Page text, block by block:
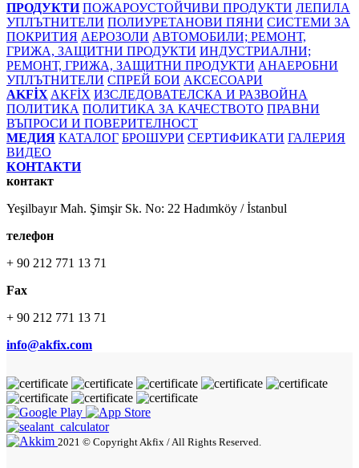
ПРОДУКТИ ПОЖАРОУСТОЙЧИВИ ПРОДУКТИ ЛЕПИЛА
УПЛЪТНИТЕЛИ ПОЛИУРЕТАНОВИ ПЯНИ СИСТЕМИ ЗА
ПОКРИТИЯ АЕРОЗОЛИ АВТОМОБИЛИ; РЕМОНТ,
ГРИЖА, ЗАЩИТНИ ПРОДУКТИ ИНДУСТРИАЛНИ;
РЕМОНТ, ГРИЖА, ЗАЩИТНИ ПРОДУКТИ АНАЕРОБНИ
УПЛЪТНИТЕЛИ СПРЕЙ БОИ АКСЕСОАРИ
AKFİX AKFİX ИЗСЛЕДОВАТЕЛСКА И РАЗВОЙНА
ПОЛИТИКА ПОЛИТИКА ЗА КАЧЕСТВОТО ПРАВНИ
ВЪПРОСИ И ПОВЕРИТЕЛНОСТ
МЕДИЯ КАТАЛОГ БРОШУРИ СЕРТИФИКАТИ ГАЛЕРИЯ
ВИДЕО
КОНТАКТИ
контакт
Yeşilbayır Mah. Şimşir Sk. No: 22 Hadımköy / İstanbul
телефон
+ 90 212 771 13 71
Fax
+ 90 212 771 13 71
info@akfix.com
2021 © Copyright Akfix / All Rights Reserved.